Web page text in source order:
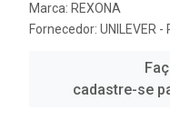
Marca: REXONA
Fornecedor: UNILEVER -
cadastre-se